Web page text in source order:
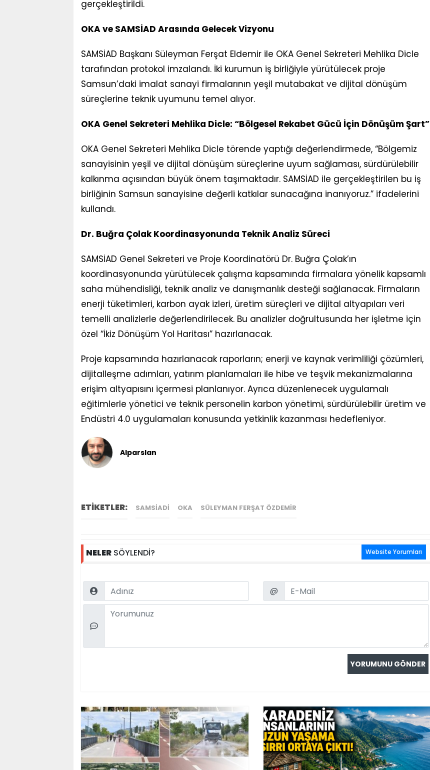
gerçekleştirildi.
OKA ve SAMSİAD Arasında Gelecek Vizyonu
SAMSİAD Başkanı Süleyman Ferşat Eldemir ile OKA Genel Sekreteri Mehlika Dicle
tarafından protokol imzalandı. İki kurumun iş birliğiyle yürütülecek proje
Samsun’daki imalat sanayi firmalarının yeşil mutabakat ve dijital dönüşüm
süreçlerine teknik uyumunu temel alıyor.
OKA Genel Sekreteri Mehlika Dicle: “Bölgesel Rekabet Gücü İçin Dönüşüm Şart”
OKA Genel Sekreteri Mehlika Dicle törende yaptığı değerlendirmede, “Bölgemiz
sanayisinin yeşil ve dijital dönüşüm süreçlerine uyum sağlaması, sürdürülebilir
kalkınma açısından büyük önem taşımaktadır. SAMSİAD ile gerçekleştirilen bu iş
birliğinin Samsun sanayisine değerli katkılar sunacağına inanıyoruz.” ifadelerini
kullandı.
Dr. Buğra Çolak Koordinasyonunda Teknik Analiz Süreci
SAMSİAD Genel Sekreteri ve Proje Koordinatörü Dr. Buğra Çolak’ın
koordinasyonunda yürütülecek çalışma kapsamında firmalara yönelik kapsamlı
saha mühendisliği, teknik analiz ve danışmanlık desteği sağlanacak. Firmaların
enerji tüketimleri, karbon ayak izleri, üretim süreçleri ve dijital altyapıları veri
temelli analizlerle değerlendirilecek. Bu analizler doğrultusunda her işletme için
özel “İkiz Dönüşüm Yol Haritası” hazırlanacak.
Proje kapsamında hazırlanacak raporların; enerji ve kaynak verimliliği çözümleri,
dijitalleşme adımları, yatırım planlamaları ile hibe ve teşvik mekanizmalarına
erişim altyapısını içermesi planlanıyor. Ayrıca düzenlenecek uygulamalı
eğitimlerle yönetici ve teknik personelin karbon yönetimi, sürdürülebilir üretim ve
Endüstri 4.0 uygulamaları konusunda yetkinlik kazanması hedefleniyor.
Alparslan
ETİKETLER: SAMSIADI OKA SÜLEYMAN FERŞAT ÖZDEMIR
NELER SÖYLENDİ? Website Yorumları
Name Email
@
Comment